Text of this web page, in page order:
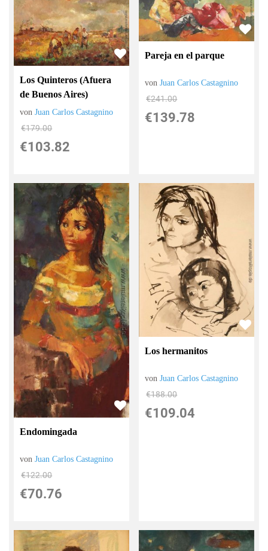
Los Quinteros (Afuera
de Buenos Aires)
vonJuan Carlos Castagnino
€179.00
€103.82
Pareja en el parque
vonJuan Carlos Castagnino
€241.00
€139.78
Endomingada
vonJuan Carlos Castagnino
€122.00
€70.76
Los hermanitos
vonJuan Carlos Castagnino
€188.00
€109.04